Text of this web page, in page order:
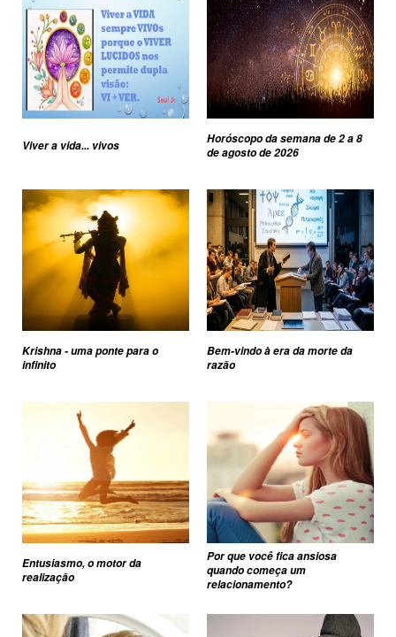
Viver a vida... vivos
Horóscopo da semana de 2 a 8
de agosto de 2026
Krishna - uma ponte para o
infinito
Bem-vindo à era da morte da
razão
Entusiasmo, o motor da
realização
Por que você fica ansiosa
quando começa um
relacionamento?